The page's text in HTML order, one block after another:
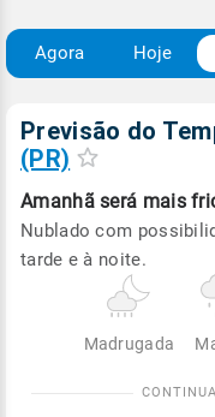
Agora Hoje
Previsão do
(PR)
Amanhã será mais
Nublado com
tarde e à noite.
Madrugada